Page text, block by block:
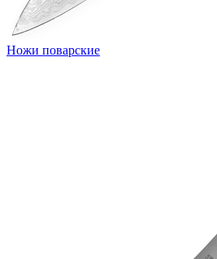
Ножи поварские